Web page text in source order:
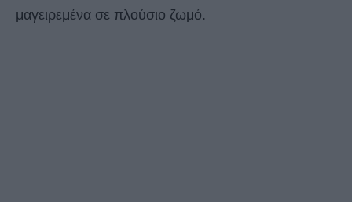
μαγειρεμένα σε πλούσιο ζωμό.